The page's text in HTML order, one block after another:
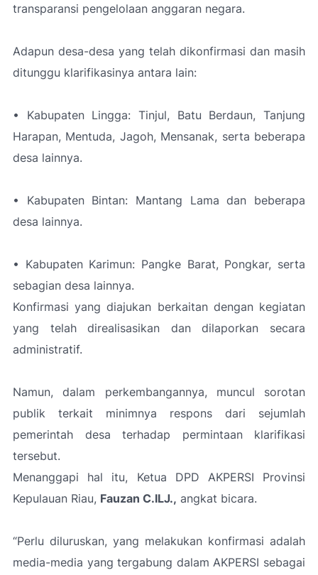
transparansi pengelolaan anggaran negara.
Adapun desa-desa yang telah dikonfirmasi dan masih
ditunggu klarifikasinya antara lain:
• Kabupaten Lingga: Tinjul, Batu Berdaun, Tanjung
Harapan, Mentuda, Jagoh, Mensanak, serta beberapa
desa lainnya.
• Kabupaten Bintan: Mantang Lama dan beberapa
desa lainnya.
• Kabupaten Karimun: Pangke Barat, Pongkar, serta
sebagian desa lainnya.
Konfirmasi yang diajukan berkaitan dengan kegiatan
yang telah direalisasikan dan dilaporkan secara
administratif.
Namun, dalam perkembangannya, muncul sorotan
publik terkait minimnya respons dari sejumlah
pemerintah desa terhadap permintaan klarifikasi
tersebut.
Menanggapi hal itu, Ketua DPD AKPERSI Provinsi
Kepulauan Riau, Fauzan C.ILJ., angkat bicara.
“Perlu diluruskan, yang melakukan konfirmasi adalah
media-media yang tergabung dalam AKPERSI sebagai